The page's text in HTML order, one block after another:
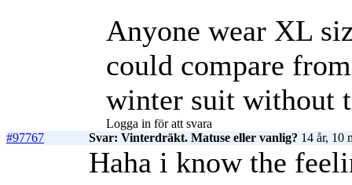
Anyone wear XL
could compare
winter suit without
Logga in för att svara
#97767
Svar: Vinterdräkt. Matuse eller vanlig? 14 år, 10
Haha i know the